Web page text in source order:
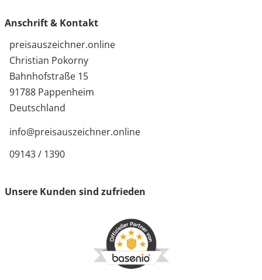
Anschrift & Kontakt
preisauszeichner.online
Christian Pokorny
Bahnhofstraße 15
91788 Pappenheim
Deutschland
info@preisauszeichner.online
09143 / 1390
Unsere Kunden sind zufrieden